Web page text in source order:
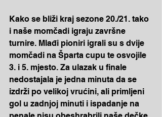
Kako se bliži kraj sezone 20./21. tako
i naše momčadi igraju završne
turnire. Mlađi pioniri igrali su s dvije
momčadi na Šparta cupu te osvojile
3. i 5. mjesto. Za ulazak u finale
nedostajala je jedna minuta da se
izdrži po velikoj vrućini, ali primljeni
gol u zadnjoj minuti i ispadanje na